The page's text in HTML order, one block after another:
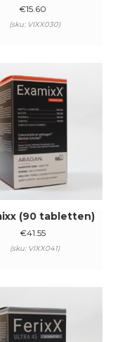
€15.60
(sku: VIXX030)
(90 tabletten)
€41.55
(sku: VIXX041)